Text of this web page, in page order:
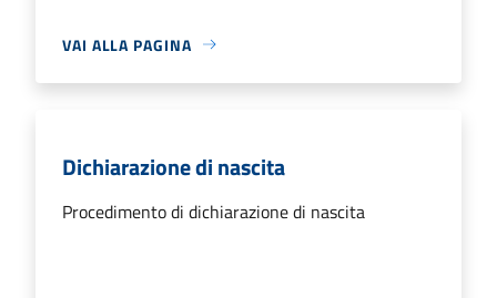
VAI ALLA PAGINA
Dichiarazione di nascita
Procedimento di dichiarazione di nascita